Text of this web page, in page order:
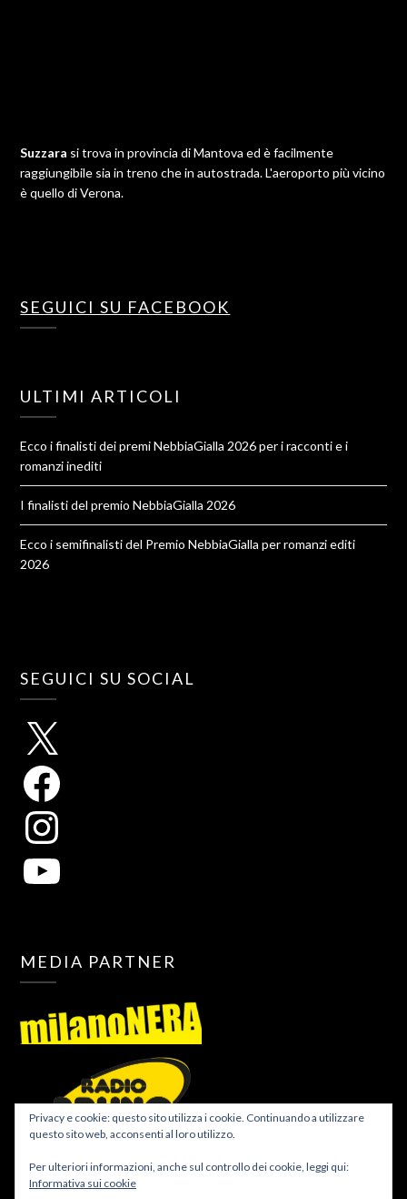
Suzzara si trova in provincia di Mantova ed è facilmente
raggiungibile sia in treno che in autostrada. L'aeroporto più vicino
è quello di Verona.
SEGUICI SU FACEBOOK
ULTIMI ARTICOLI
Ecco i finalisti dei premi NebbiaGialla 2026 per i racconti e i
romanzi inediti
I finalisti del premio NebbiaGialla 2026
Ecco i semifinalisti del Premio NebbiaGialla per romanzi editi
2026
SEGUICI SU SOCIAL
MEDIA PARTNER
Privacy e cookie: questo sito utilizza i cookie. Continuando a utilizzare
questo sito web, acconsenti al loro utilizzo.
Per ulteriori informazioni, anche sul controllo dei cookie, leggi qui:
Informativa sui cookie